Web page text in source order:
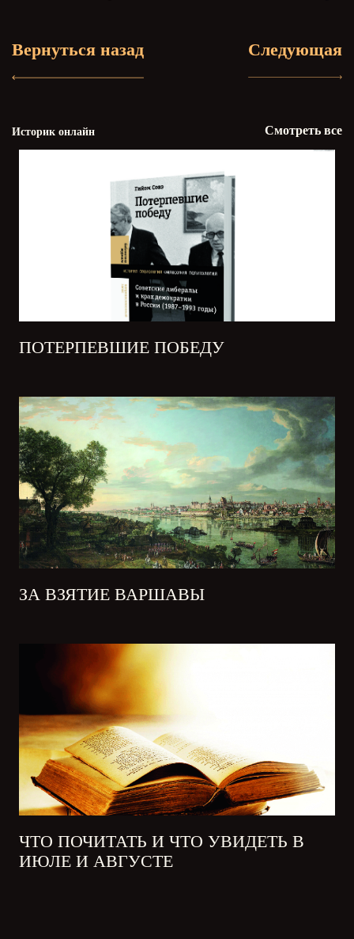
Вернуться назад Следующая
Историк онлайн Смотреть все
ПОТЕРПЕВШИЕ ПОБЕДУ
ЗА ВЗЯТИЕ ВАРШАВЫ
ЧТО ПОЧИТАТЬ И ЧТО УВИДЕТЬ В
ИЮЛЕ И АВГУСТЕ